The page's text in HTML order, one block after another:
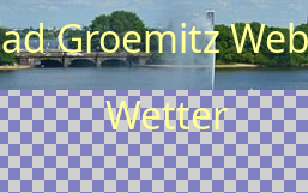
Groemitz
Wetter